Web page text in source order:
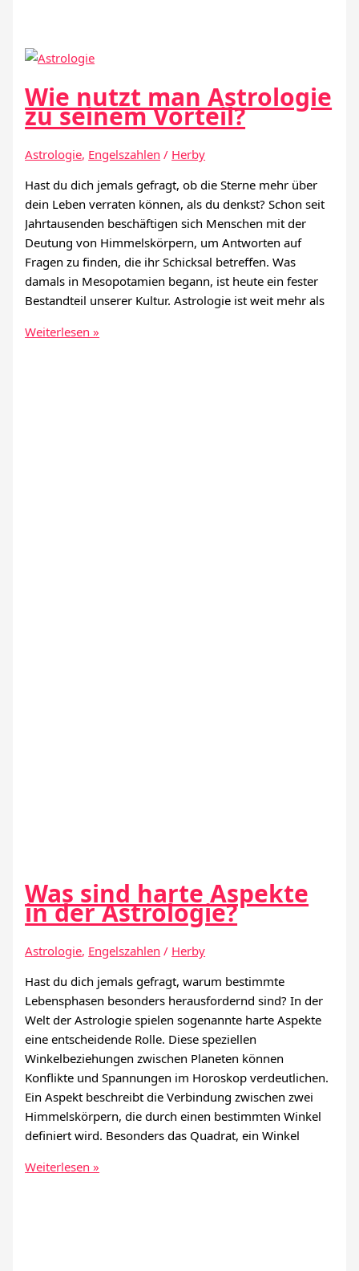
in
der
Astrologie
Wie nutzt man Astrologie
zu seinem Vorteil?
Astrologie, Engelszahlen / Herby
Hast du dich jemals gefragt, ob die Sterne mehr über
dein Leben verraten können, als du denkst? Schon seit
Jahrtausenden beschäftigen sich Menschen mit der
Deutung von Himmelskörpern, um Antworten auf
Fragen zu finden, die ihr Schicksal betreffen. Was
damals in Mesopotamien begann, ist heute ein fester
Bestandteil unserer Kultur. Astrologie ist weit mehr als
Wie
Weiterlesen »
Was sind harte Aspekte
in der Astrologie?
Astrologie, Engelszahlen / Herby
Hast du dich jemals gefragt, warum bestimmte
Lebensphasen besonders herausfordernd sind? In der
Welt der Astrologie spielen sogenannte harte Aspekte
eine entscheidende Rolle. Diese speziellen
Winkelbeziehungen zwischen Planeten können
Konflikte und Spannungen im Horoskop verdeutlichen.
Ein Aspekt beschreibt die Verbindung zwischen zwei
Himmelskörpern, die durch einen bestimmten Winkel
definiert wird. Besonders das Quadrat, ein Winkel
Was
Weiterlesen »